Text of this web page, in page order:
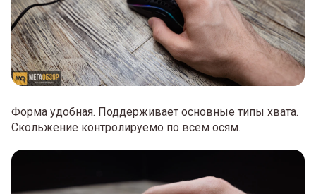
Форма удобная. Поддерживает основные типы хвата.
Скольжение контролируемо по всем осям.